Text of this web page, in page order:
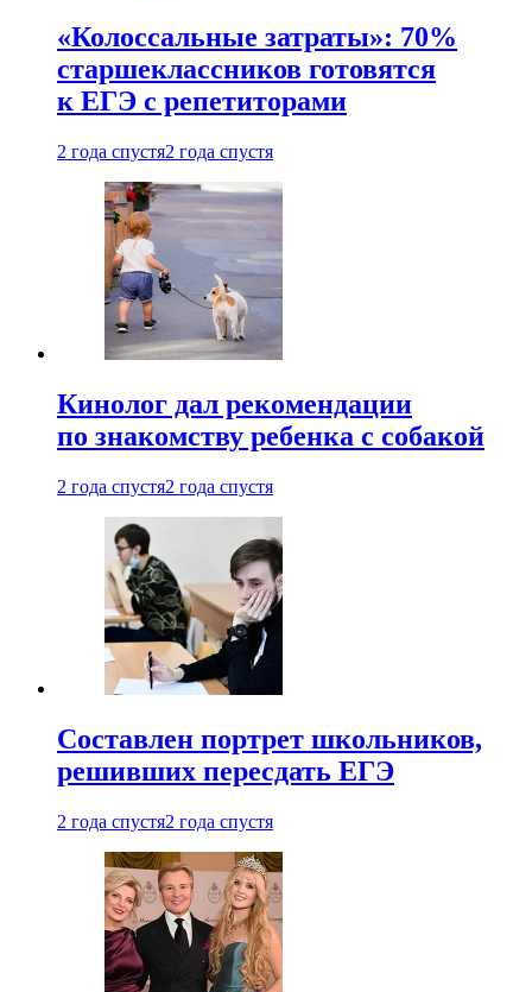
«Колоссальные затраты»: 70%
старшеклассников готовятся
к ЕГЭ с репетиторами
2 года спустя2 года спустя
Кинолог дал рекомендации
по знакомству ребенка с собакой
2 года спустя2 года спустя
Составлен портрет школьников,
решивших пересдать ЕГЭ
2 года спустя2 года спустя